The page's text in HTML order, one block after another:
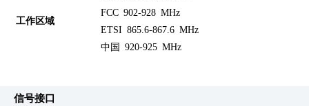
工作区域
FCC 902-928 MHz
ETSI 865.6-867.6 MHz
中国 920-925 MHz
信号接口